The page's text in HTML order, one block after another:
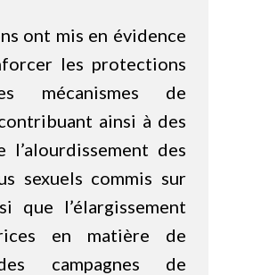
ont mis en évidence
les protections
mécanismes de
ainsi à des
des
sexuels commis sur
que l’élargissement
en matière de
campagnes de